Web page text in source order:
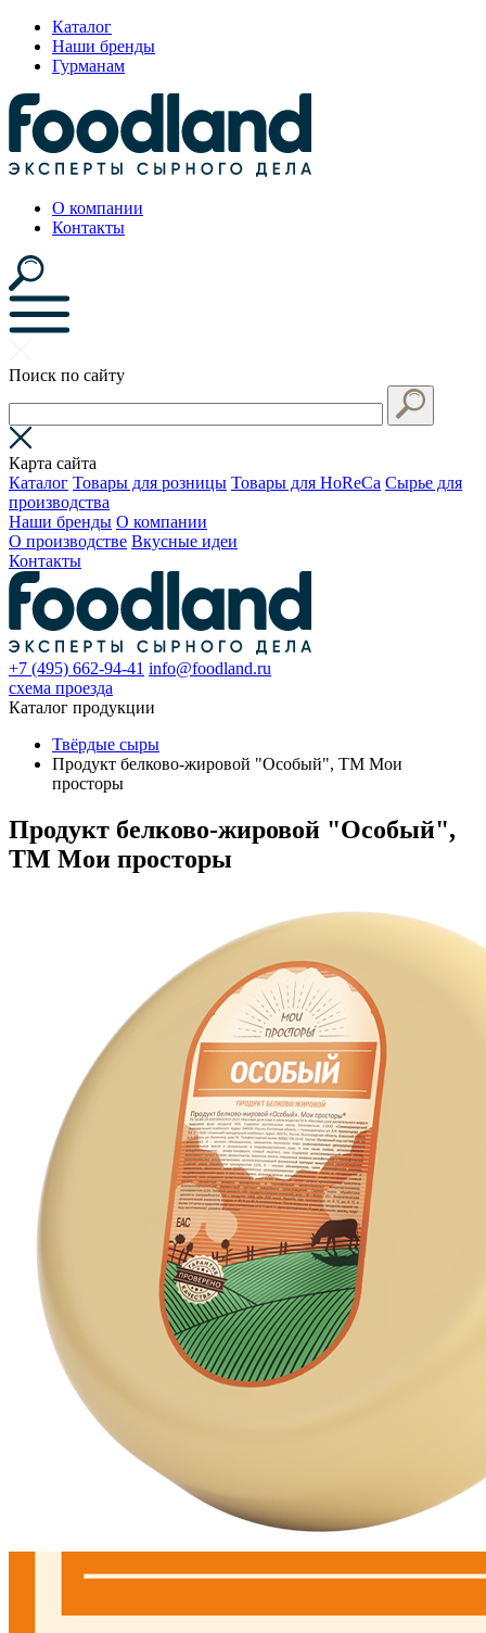
Каталог
Наши бренды
Гурманам
О компании
Контакты
Поиск по сайту
Карта сайта
Каталог Товары для розницы Товары для HoReCa Сырье для
производства
Наши бренды О компании
О производстве Вкусные идеи
Контакты
+7 (495) 662-94-41 info@foodland.ru
схема проезда
Каталог продукции
Твёрдые сыры
Продукт белково-жировой "Особый", ТМ Мои
просторы
Продукт белково-жировой "Особый",
ТМ Мои просторы